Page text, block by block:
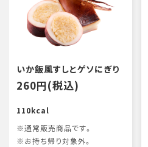
いか飯風すしとゲソにぎり
260円(税込)
110kcal
※通常販売商品です。
※お持ち帰り対象外。